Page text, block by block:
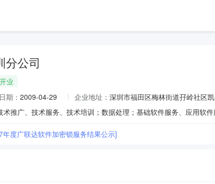
分公司
开业
期： 2009-04-29 企业地址： 深圳市福田区梅林街道孖岭社区
年度广联达软件加密锁服务结果公示]